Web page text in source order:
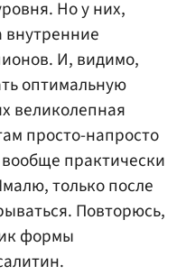
Но у них,
И, видимо,
оптимальную
великолепная
просто-напросто
практически
только после
Повторюсь,
формы